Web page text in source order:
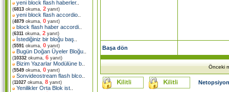
yeni block flash haberler..
(6813 okuma, 2 yanıt)
yeni block flash accordio
(4879 okuma, 0 yanıt)
block flash haber accordi
(6311 okuma, 2 yanıt)
İstediğiniz bir bloğu baş
(5591 okuma, 0 yanıt)
Bugün Doğan Üyeler Bloğu
(10332 okuma, 6 yanıt)
Bizim Yazarlar Modülüne b
(5549 okuma, 0 yanıt)
Sonvideostream flash blco
(11027 okuma, 8 yanıt)
Yenilikler Orta Blok ist
Başa dön
Önceki